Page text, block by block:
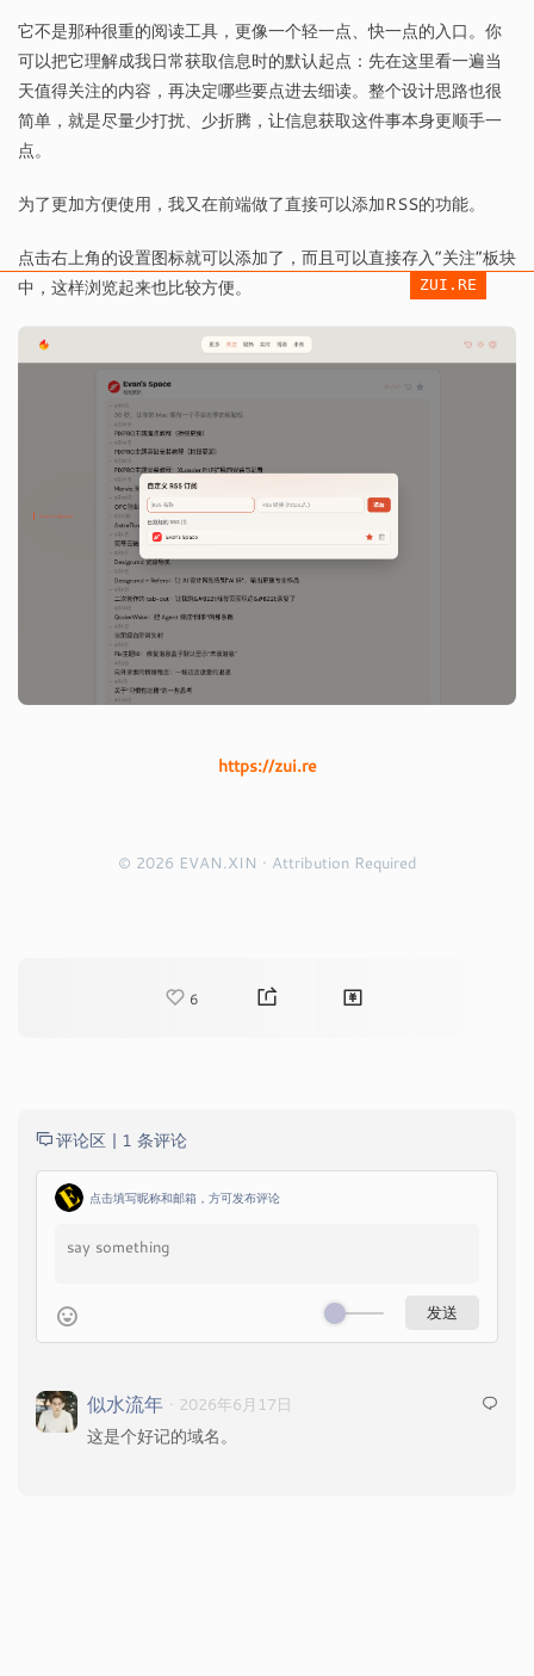
它不是那种很重的阅读工具，更像一个轻一点、快一点的入口。你
可以把它理解成我日常获取信息时的默认起点：先在这里看一遍当
天值得关注的内容，再决定哪些要点进去细读。整个设计思路也很
简单，就是尽量少打扰、少折腾，让信息获取这件事本身更顺手一
点。
为了更加方便使用，我又在前端做了直接可以添加RSS的功能。
点击右上角的设置图标就可以添加了，而且可以直接存入“关注”板块
中，这样浏览起来也比较方便。
https://zui.re
© 2026 EVAN.XIN · Attribution Required
6
评论区 | 1 条评论
点击填写昵称和邮箱，方可发布评论
似水流年 · 2026年6月17日
这是个好记的域名。
ZUI.RE